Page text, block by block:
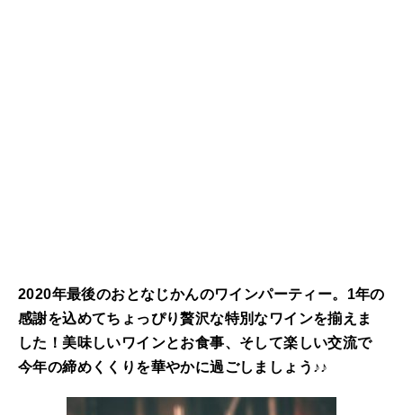
2020年最後のおとなじかんのワインパーティー。1年の
感謝を込めてちょっぴり贅沢な特別なワインを揃えま
した！美味しいワインとお食事、そして楽しい交流で
今年の締めくくりを華やかに過ごしましょう♪♪